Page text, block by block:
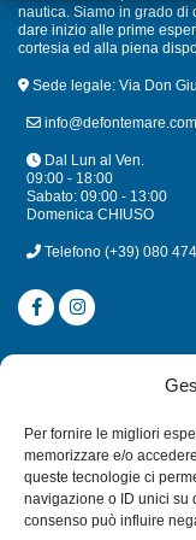
Per fornire le migliori
memorizzare e/o
queste tecnologie ci
navigazione o ID unici su
consenso può influire
nautica. Siamo in grado di
dare inizio alle prime
cortesia ed alla piena
Sede legale: Via Don
info@defontemare.com
Dal Lun al Ven.
09:00 - 18:00
Sabato: 09:00 - 13:00
Domenica CHIUSO
Telefono (+39) 080
CATEGORIE
MULINELLI
CANNE
ACCESSORI